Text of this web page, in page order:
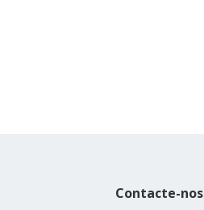
Contacte-nos